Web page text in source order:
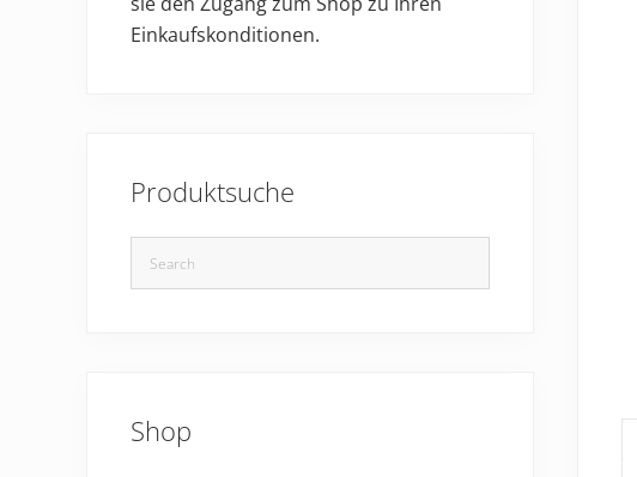
Einkaufskonditionen.
Produktsuche
Shop